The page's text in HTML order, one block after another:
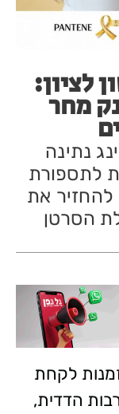
לציון:
מחר
נתינה
לתספורת
להחזיר את
הסרטן
לקחת
הדדית,